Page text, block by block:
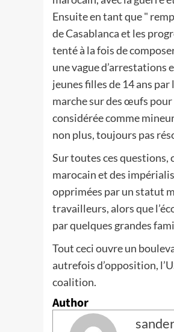
Ensuite en tant que "
de Casablanca et les
tenté à la fois de
une vague d’arrestations
jeunes filles de 14 ans
marche sur des œufs
considérée comme
non plus, toujours pas
Sur toutes ces questions,
marocain et des
opprimées par un statut
travailleurs, alors que
par quelques grandes
Tout ceci ouvre un
autrefois d’opposition,
coalition.
Author